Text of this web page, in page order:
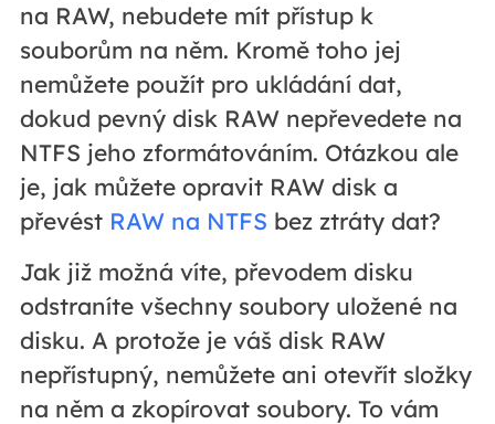
na RAW, nebudete mít přístup k
souborům na něm. Kromě toho jej
nemůžete použít pro ukládání dat,
dokud pevný disk RAW nepřevedete na
NTFS jeho zformátováním. Otázkou ale
je, jak můžete opravit RAW disk a
převést RAW na NTFS bez ztráty dat?
Jak již možná víte, převodem disku
odstraníte všechny soubory uložené na
disku. A protože je váš disk RAW
nepřístupný, nemůžete ani otevřít složky
na něm a zkopírovat soubory. To vám